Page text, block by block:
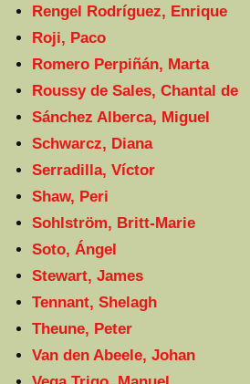
Rengel Rodríguez, Enrique
Roji, Paco
Romero Perpiñán, Marta
Roussy de Sales, Chantal de
Sánchez Alberca, Miguel
Schwarcz, Diana
Serradilla, Víctor
Shaw, Peri
Sohlström, Britt-Marie
Soto, Ángel
Stewart, James
Tennant, Shelagh
Theune, Peter
Van den Abeele, Johan